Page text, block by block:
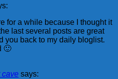
for a while because I thought it
last several posts are great
you back to my daily bloglist.
🙂
cave says: